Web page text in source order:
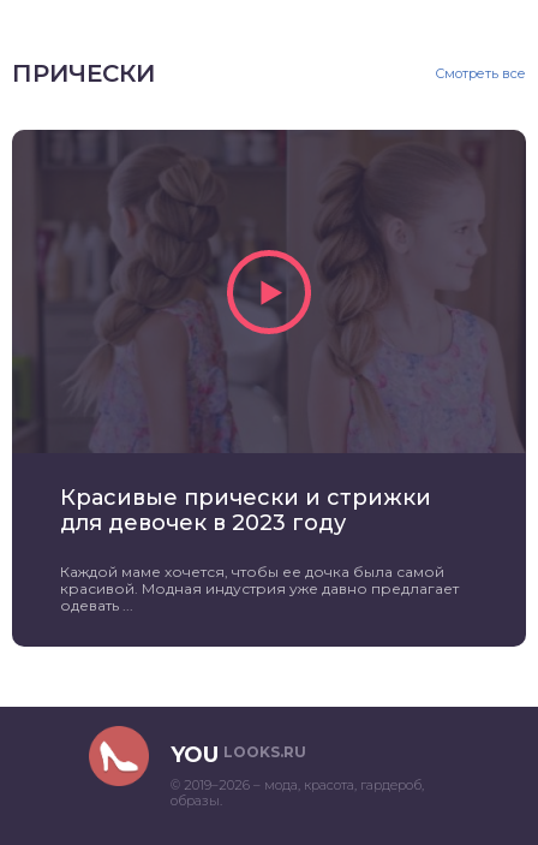
ПРИЧЕСКИ Смотреть все
Красивые прически и стрижки
для девочек в 2023 году
Каждой маме хочется, чтобы ее дочка была самой
красивой. Модная индустрия уже давно предлагает
одевать ...
YOU LOOKS.RU
© 2019–2026 – мода, красота, гардероб,
образы.